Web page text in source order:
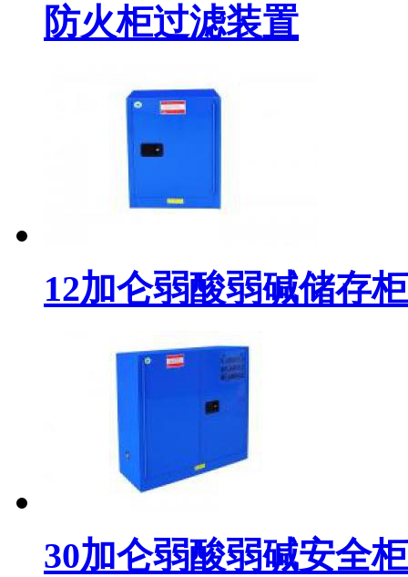
防火柜过滤装置
12加仑弱酸弱碱储存柜
30加仑弱酸弱碱安全柜